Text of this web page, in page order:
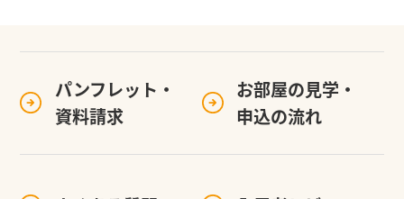
パンフレット・
資料請求
お部屋の見学・
申込の流れ